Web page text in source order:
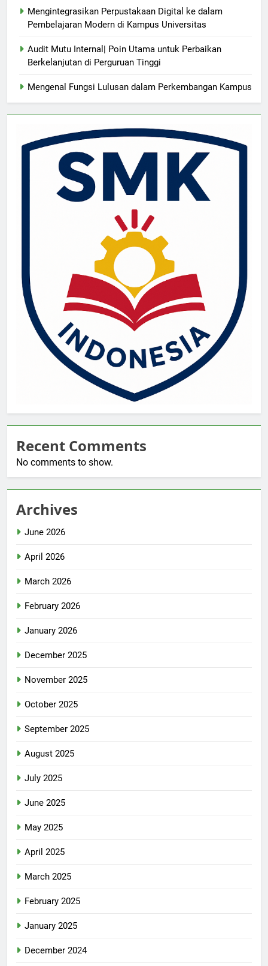
Mengintegrasikan Perpustakaan Digital ke dalam
Pembelajaran Modern di Kampus Universitas
Audit Mutu Internal| Poin Utama untuk Perbaikan
Berkelanjutan di Perguruan Tinggi
Mengenal Fungsi Lulusan dalam Perkembangan Kampus
Recent Comments
No comments to show.
Archives
June 2026
April 2026
March 2026
February 2026
January 2026
December 2025
November 2025
October 2025
September 2025
August 2025
July 2025
June 2025
May 2025
April 2025
March 2025
February 2025
January 2025
December 2024